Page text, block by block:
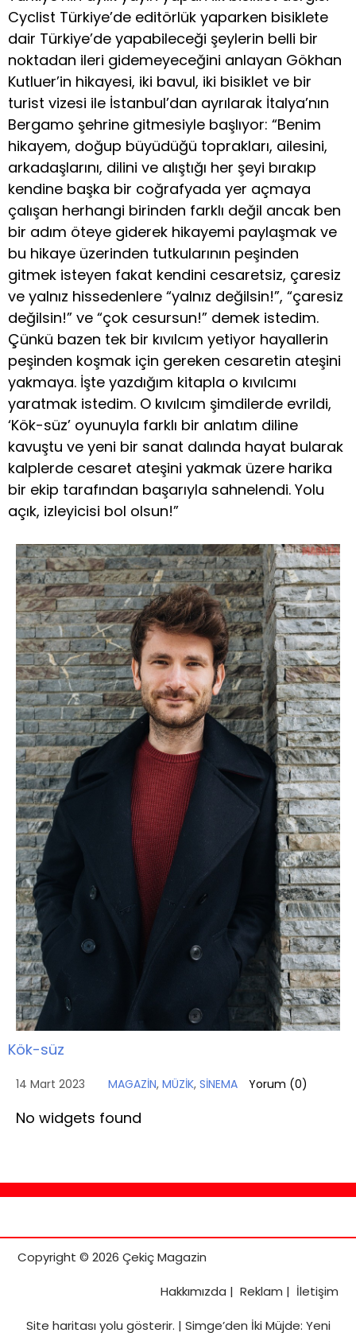
Cyclist Türkiye’de editörlük yaparken bisiklete
dair Türkiye’de yapabileceği şeylerin belli bir
noktadan ileri gidemeyeceğini anlayan Gökhan
Kutluer’in hikayesi, iki bavul, iki bisiklet ve bir
turist vizesi ile İstanbul’dan ayrılarak İtalya’nın
Bergamo şehrine gitmesiyle başlıyor: “Benim
hikayem, doğup büyüdüğü toprakları, ailesini,
arkadaşlarını, dilini ve alıştığı her şeyi bırakıp
kendine başka bir coğrafyada yer açmaya
çalışan herhangi birinden farklı değil ancak ben
bir adım öteye giderek hikayemi paylaşmak ve
bu hikaye üzerinden tutkularının peşinden
gitmek isteyen fakat kendini cesaretsiz, çaresiz
ve yalnız hissedenlere “yalnız değilsin!”, “çaresiz
değilsin!” ve “çok cesursun!” demek istedim.
Çünkü bazen tek bir kıvılcım yetiyor hayallerin
peşinden koşmak için gereken cesaretin ateşini
yakmaya. İşte yazdığım kitapla o kıvılcımı
yaratmak istedim. O kıvılcım şimdilerde evrildi,
‘Kök-süz’ oyunuyla farklı bir anlatım diline
kavuştu ve yeni bir sanat dalında hayat bularak
kalplerde cesaret ateşini yakmak üzere harika
bir ekip tarafından başarıyla sahnelendi. Yolu
açık, izleyicisi bol olsun!”
Kök-süz
14 Mart 2023 MAGAZİN, MÜZİK, SİNEMA Yorum (0)
No widgets found
Copyright © 2026 Çekiç Magazin
Hakkımızda | Reklam | İletişim
Site haritasıyolu gösterir. | Simge’den İki Müjde: Yeni